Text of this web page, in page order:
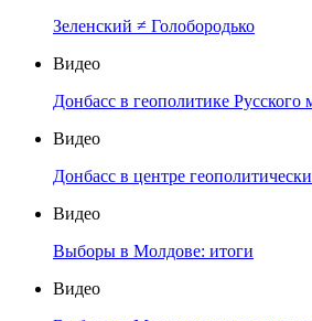
Зеленский ≠ Голобородько
Видео
Донбасс в геополитике Русского
Видео
Донбасс в центре
Видео
Выборы в Молдове: итоги
Видео